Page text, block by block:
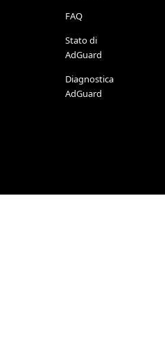
FAQ
Stato di
AdGuard
Diagnostica
AdGuard